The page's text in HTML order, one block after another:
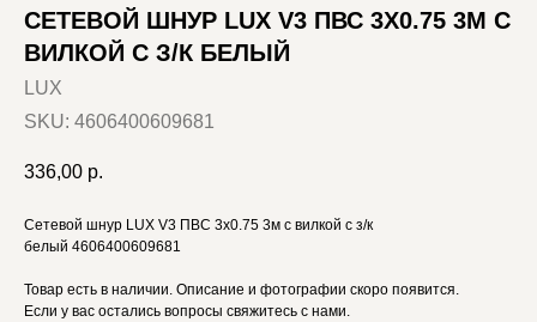
СЕТЕВОЙ ШНУР LUX V3 ПВС 3X0.75 3М С
ВИЛКОЙ С З/К БЕЛЫЙ
LUX
SKU: 4606400609681
336,00 р.
Сетевой шнур LUX V3 ПВС 3x0.75 3м с вилкой с з/к
белый 4606400609681
Товар есть в наличии. Описание и фотографии скоро появится.
Если у вас остались вопросы свяжитесь с нами.